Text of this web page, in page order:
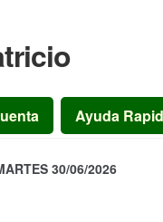
Ayuda
30/06/2026